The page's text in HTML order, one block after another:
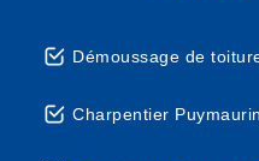
Démoussage de
Charpentier